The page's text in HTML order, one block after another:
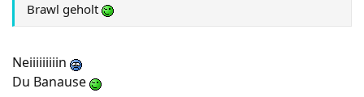
Brawl geholt
Neiiiiiiiiin
Du Banause